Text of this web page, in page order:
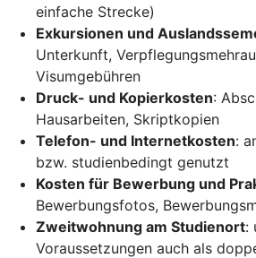
einfache Strecke)
Exkursionen und
Unterkunft,
Visumgebühren
Druck- und Kopierkosten:
Hausarbeiten, Skriptkopien
Telefon- und Internetkosten:
bzw. studienbedingt genutzt
Kosten für Bewerbung und
Bewerbungsfotos,
Zweitwohnung am Studienort:
Voraussetzungen auch als